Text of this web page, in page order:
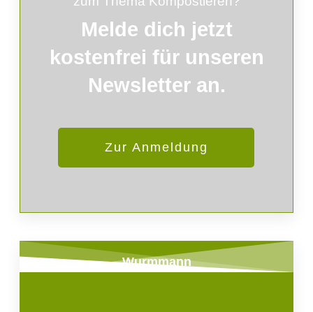
Melde dich jetzt
kostenfrei für unseren
Newsletter an.
Zur Anmeldung
Wurmmann